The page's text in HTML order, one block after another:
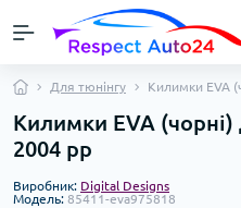
Для тюнінгу Килимки EVA
Килимки EVA
2004 рр
Виробник: Digital Designs
Модель: 85411-eva975818